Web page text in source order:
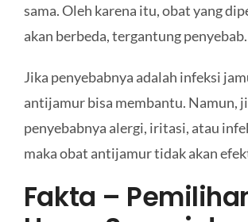
sama. Oleh karena itu, obat yang
akan berbeda, tergantung penyebab.
Jika penyebabnya adalah infeksi
antijamur bisa membantu. Namun,
penyebabnya alergi, iritasi, atau
maka obat antijamur tidak akan
Fakta –